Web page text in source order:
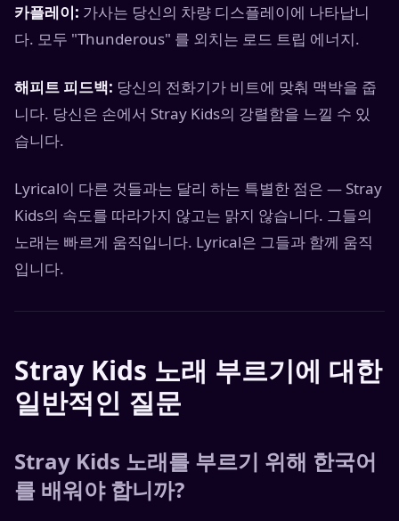
카플레이: 가사는 당신의 차량 디스플레이에 나타납니
다. 모두 "Thunderous" 를 외치는 로드 트립 에너지.
해피트 피드백: 당신의 전화기가 비트에 맞춰 맥박을 줍
니다. 당신은 손에서 Stray Kids의 강렬함을 느낄 수 있
습니다.
Lyrical이 다른 것들과는 달리 하는 특별한 점은 — Stray
Kids의 속도를 따라가지 않고는 맑지 않습니다. 그들의
노래는 빠르게 움직입니다. Lyrical은 그들과 함께 움직
입니다.
Stray Kids 노래 부르기에 대한
일반적인 질문
Stray Kids 노래를 부르기 위해 한국어
를 배워야 합니까?